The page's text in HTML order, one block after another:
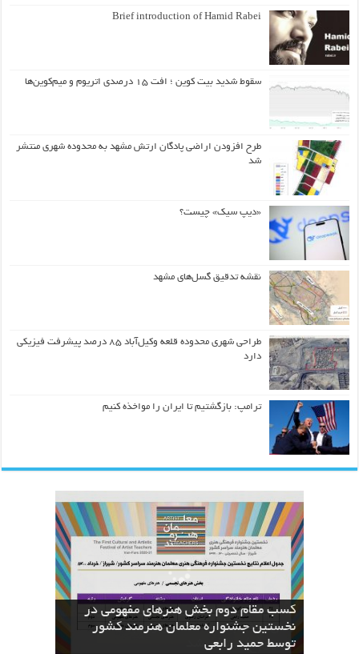
Brief introduction of Hamid Rabei
سقوط شدید بیت کوین ؛ افت ۱۵ درصدی اتریوم و میم‌کوین‌ها
طرح افزودن اراضی پادگان ارتش مشهد به محدوده شهری منتشر
شد
«دیپ سیک» چیست؟
نقشه تدقیق گسل‌های مشهد
طراحی شهری محدوده قلعه وکیل‌آباد ۸۵ درصد پیشرفت فیزیکی
دارد
ترامپ: بازگشتیم تا ایران را مواخذه کنیم
The Geometric Reinterpretation of the
Divine Name “Allah”: From Calligraphy
to Architecture
نسخه های بازآفرینی قرآن منسوب به ائمه
اطهار در کتابخانه دیجیتال آستان قدس
رضوی بارگزاری شد
کسب عنوان دوم جشنواره معلمان هنرمند
ایران توسط حمید رابعی
دعای عرفه با دست‌خط منسوب به امام
حسین(ع) منتشر شد
کسب مقام دوم بخش هنرهای مفهومی در
نخستین جشنواره معلمان هنرمند کشور
توسط حمید رابعی